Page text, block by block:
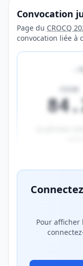
Convocation
Page du CROCQ
convocation liée à
Pour afficher